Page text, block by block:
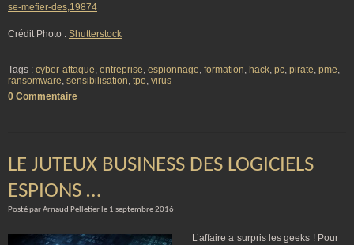
se-mefier-des,19874
Crédit Photo : Shutterstock
Tags : cyber-attaque, entreprise, espionnage, formation, hack, pc, pirate, pme,
ransomware, sensibilisation, tpe, virus
0 Commentaire
LE JUTEUX BUSINESS DES LOGICIELS
ESPIONS …
Posté par Arnaud Pelletier le 1 septembre 2016
L’affaire a surpris les geeks ! Pour